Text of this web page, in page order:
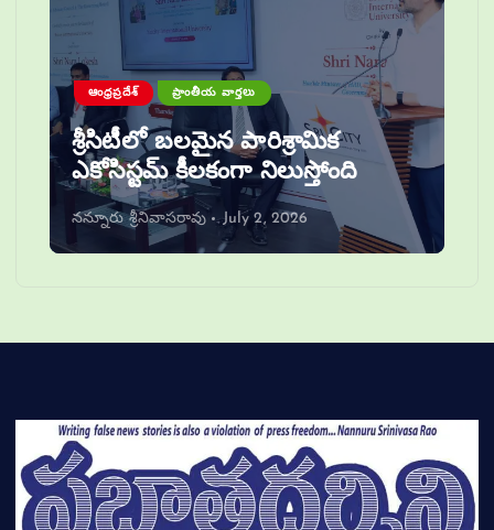
ఆంధ్రప్రదేశ్ ప్రాంతీయ వార్తలు
శ్రీసిటీలో బలమైన పారిశ్రామిక
ఎకోసిస్టమ్ కీలకంగా నిలుస్తోంది
నన్నూరు శ్రీనివాసరావు July 2, 2026